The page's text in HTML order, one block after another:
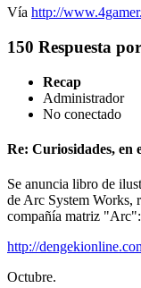
Vía http://
150 Respuesta por
Recap
Administrador
No conectado
Re: Curiosidades, en
Se anuncia libro de
de Arc System Works,
compañía matriz "Arc":
http://
Octubre.